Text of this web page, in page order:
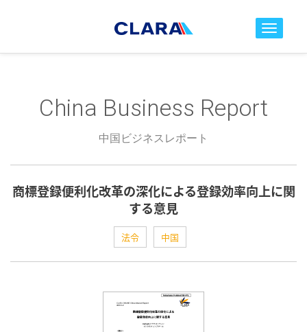
toggle
China Business Report
中国ビジネスレポート
商標登録便利化改革の深化による登録効率向上に関
する意見
法令 中国